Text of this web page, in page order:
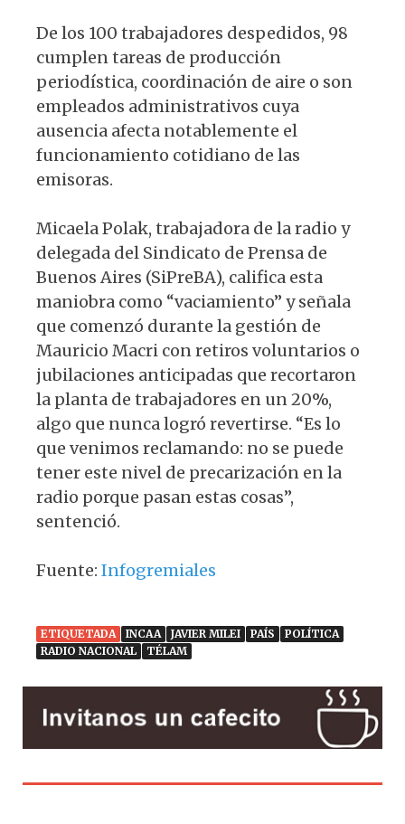
De los 100 trabajadores despedidos, 98
cumplen tareas de producción
periodística, coordinación de aire o son
empleados administrativos cuya
ausencia afecta notablemente el
funcionamiento cotidiano de las
emisoras.
Micaela Polak, trabajadora de la radio y
delegada del Sindicato de Prensa de
Buenos Aires (SiPreBA), califica esta
maniobra como “vaciamiento” y señala
que comenzó durante la gestión de
Mauricio Macri con retiros voluntarios o
jubilaciones anticipadas que recortaron
la planta de trabajadores en un 20%,
algo que nunca logró revertirse. “Es lo
que venimos reclamando: no se puede
tener este nivel de precarización en la
radio porque pasan estas cosas”,
sentenció.
Fuente: Infogremiales
ETIQUETADA INCAA JAVIER MILEI PAÍS
POLÍTICA
RADIO NACIONAL
TÉLAM